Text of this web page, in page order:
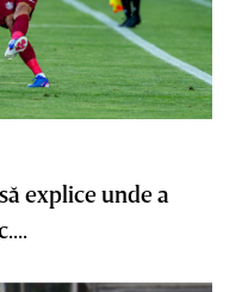
explice unde a